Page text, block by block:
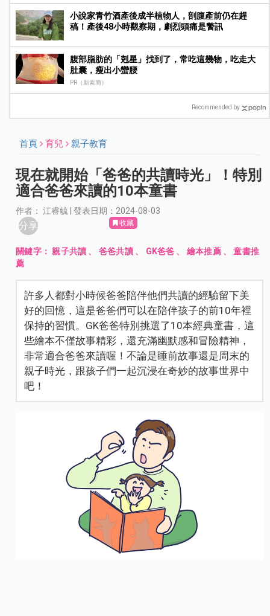
小說家青竹酒產後成半植物人，剖腹產前仍在趕
稿！產後48小時觀察期，劇烈頭痛是警訊
腹部脂肪的「剋星」找到了，常吃這幾物，吃走大
肚囊，瘦出小蠻腰
PR（新素簡）
Recommended by
首頁 育兒 親子教育
現在就開始「爸爸的共讀時光」！特別
適合爸爸來讀的10本童書
作者： 江睿毓 | 發表日期：2024-08-03
分享 收藏
關鍵字：親子共讀 、 爸爸共讀、 GK爸爸 、 繪本推薦、童書推
薦
許多人都對小時候爸爸陪伴他們共讀的經驗留下美
好的回憶，這是爸爸們可以在陪伴孩子的前10年裡
保持的習慣。GK爸爸特別挑選了10本經典童書，這
些繪本不僅故事精彩，還充滿幽默感和冒險精神，
非常適合爸爸來讀喔！不論是睡前故事還是周末的
親子時光，跟孩子們一起沉浸在奇妙的故事世界中
吧！